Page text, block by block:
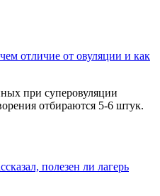
отличие от овуляции и как
при суперовуляции
отбираются 5-6 штук.
полезен ли лагерь